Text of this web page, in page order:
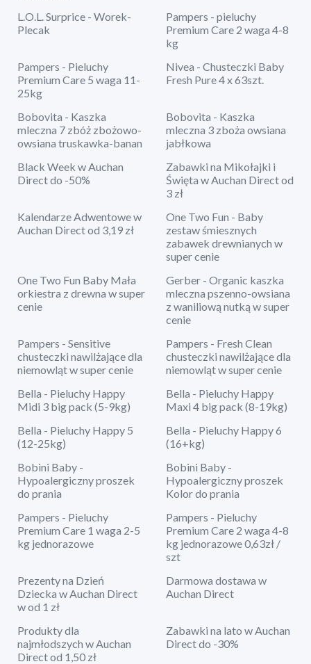
L.O.L. Surprice - Worek-
Plecak
Pampers - pieluchy
Premium Care 2 waga 4-8
kg
Pampers - Pieluchy
Premium Care 5 waga 11-
25kg
Nivea - Chusteczki Baby
Fresh Pure 4 x 63szt.
Bobovita - Kaszka
mleczna 7 zbóż zbożowo-
owsiana truskawka-banan
Bobovita - Kaszka
mleczna 3 zboża owsiana
jabłkowa
Black Week w Auchan
Direct do -50%
Zabawki na Mikołajki i
Święta w Auchan Direct od
3 zł
Kalendarze Adwentowe w
Auchan Direct od 3,19 zł
One Two Fun - Baby
zestaw śmiesznych
zabawek drewnianych w
super cenie
One Two Fun Baby Mała
orkiestra z drewna w super
cenie
Gerber - Organic kaszka
mleczna pszenno-owsiana
z waniliową nutką w super
cenie
Pampers - Sensitive
chusteczki nawilżające dla
niemowląt w super cenie
Pampers - Fresh Clean
chusteczki nawilżające dla
niemowląt w super cenie
Bella - Pieluchy Happy
Midi 3 big pack (5-9kg)
Bella - Pieluchy Happy
Maxi 4 big pack (8-19kg)
Bella - Pieluchy Happy 5
(12-25kg)
Bella - Pieluchy Happy 6
(16+kg)
Bobini Baby -
Hypoalergiczny proszek
do prania
Bobini Baby -
Hypoalergiczny proszek
Kolor do prania
Pampers - Pieluchy
Premium Care 1 waga 2-5
kg jednorazowe
Pampers - Pieluchy
Premium Care 2 waga 4-8
kg jednorazowe 0,63zł /
szt
Prezenty na Dzień
Dziecka w Auchan Direct
w od 1 zł
Darmowa dostawa w
Auchan Direct
Produkty dla
najmłodszych w Auchan
Direct od 1,50 zł
Zabawki na lato w Auchan
Direct do -30%